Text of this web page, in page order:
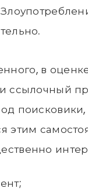
в
ссылочный
этим